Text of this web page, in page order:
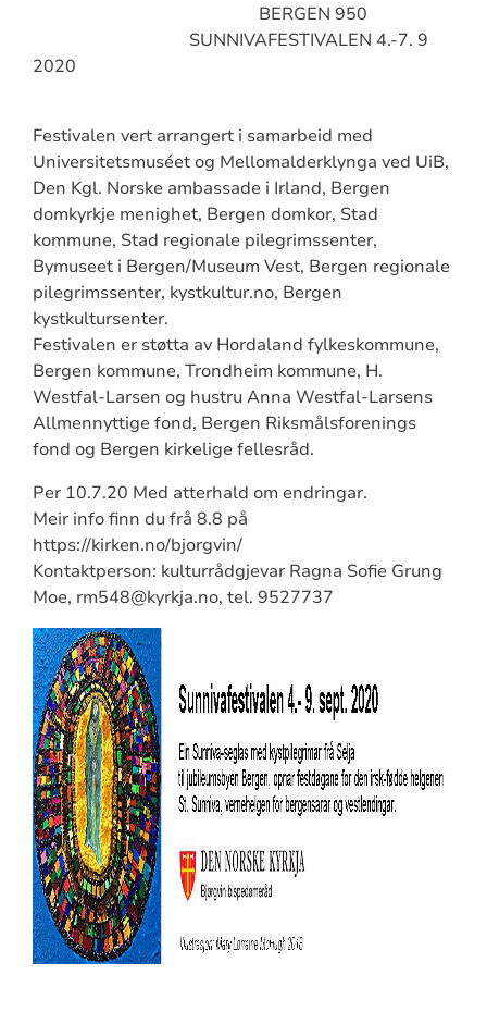
BERGEN 950
SUNNIVAFESTIVALEN 4.-7. 9
2020
Festivalen vert arrangert i samarbeid med
Universitetsmuséet og Mellomalderklynga ved UiB,
Den Kgl. Norske ambassade i Irland, Bergen
domkyrkje menighet, Bergen domkor, Stad
kommune, Stad regionale pilegrimssenter,
Bymuseet i Bergen/Museum Vest, Bergen regionale
pilegrimssenter, kystkultur.no, Bergen
kystkultursenter.
Festivalen er støtta av Hordaland fylkeskommune,
Bergen kommune, Trondheim kommune, H.
Westfal-Larsen og hustru Anna Westfal-Larsens
Allmennyttige fond, Bergen Riksmålsforenings
fond og Bergen kirkelige fellesråd.
Per 10.7.20 Med atterhald om endringar.
Meir info finn du frå 8.8 på
https://kirken.no/bjorgvin/
Kontaktperson: kulturrådgjevar Ragna Sofie Grung
Moe, rm548@kyrkja.no, tel. 9527737